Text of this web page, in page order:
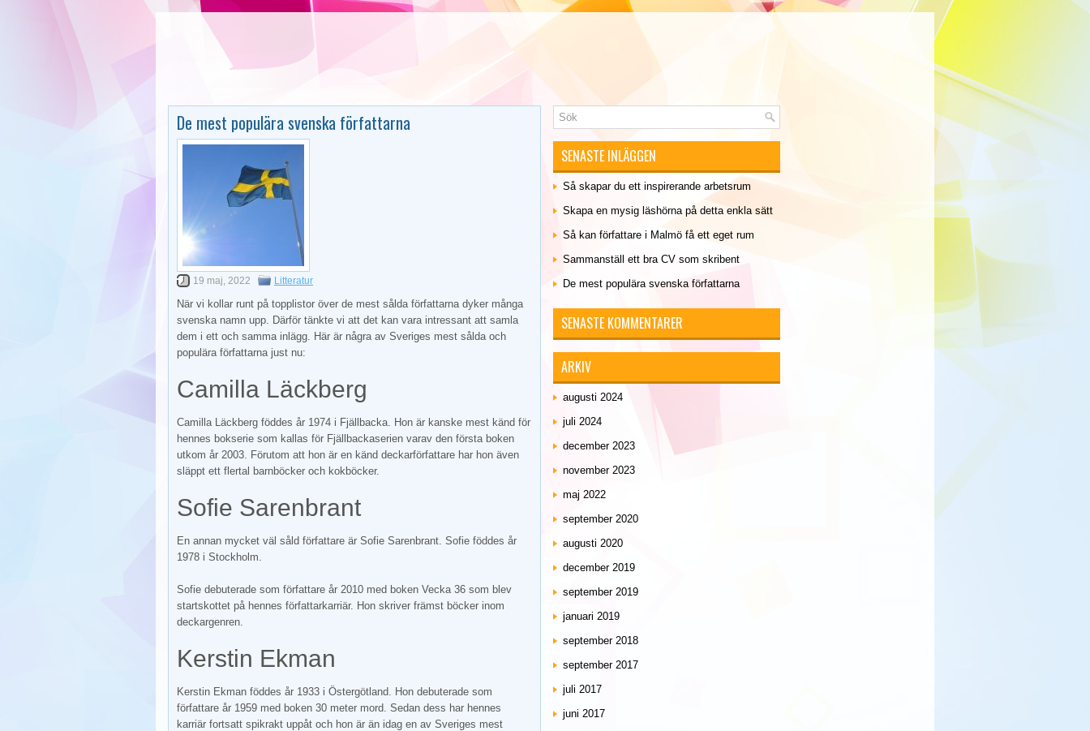
De mest populära svenska författarna
19 maj, 2022 Litteratur
När vi kollar runt på topplistor över de mest sålda författarna dyker många
svenska namn upp. Därför tänkte vi att det kan vara intressant att samla
dem i ett och samma inlägg. Här är några av Sveriges mest sålda och
populära författarna just nu:
Camilla Läckberg
Camilla Läckberg föddes år 1974 i Fjällbacka. Hon är kanske mest känd för
hennes bokserie som kallas för Fjällbackaserien varav den första boken
utkom år 2003. Förutom att hon är en känd deckarförfattare har hon även
släppt ett flertal barnböcker och kokböcker.
Sofie Sarenbrant
En annan mycket väl såld författare är Sofie Sarenbrant. Sofie föddes år
1978 i Stockholm.
Sofie debuterade som författare år 2010 med boken Vecka 36 som blev
startskottet på hennes författarkarriär. Hon skriver främst böcker inom
deckargenren.
Kerstin Ekman
Kerstin Ekman föddes år 1933 i Östergötland. Hon debuterade som
författare år 1959 med boken 30 meter mord. Sedan dess har hennes
karriär fortsatt spikrakt uppåt och hon är än idag en av Sveriges mest
SENASTE INLÄGGEN
Så skapar du ett inspirerande arbetsrum
Skapa en mysig läshörna på detta enkla sätt
Så kan författare i Malmö få ett eget rum
Sammanställ ett bra CV som skribent
De mest populära svenska författarna
SENASTE KOMMENTARER
ARKIV
augusti 2024
juli 2024
december 2023
november 2023
maj 2022
september 2020
augusti 2020
december 2019
september 2019
januari 2019
september 2018
september 2017
juli 2017
juni 2017